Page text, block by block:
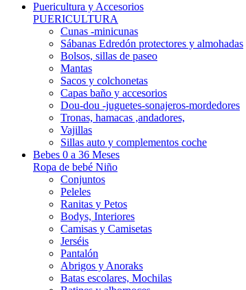
Puericultura y Accesorios
PUERICULTURA
Cunas -minicunas
Sábanas Edredón protectores y almohadas
Bolsos, sillas de paseo
Mantas
Sacos y colchonetas
Capas baño y accesorios
Dou-dou -juguetes-sonajeros-mordedores
Tronas, hamacas ,andadores,
Vajillas
Sillas auto y complementos coche
Bebes 0 a 36 Meses
Ropa de bebé Niño
Conjuntos
Peleles
Ranitas y Petos
Bodys, Interiores
Camisas y Camisetas
Jerséis
Pantalón
Abrigos y Anoraks
Batas escolares, Mochilas